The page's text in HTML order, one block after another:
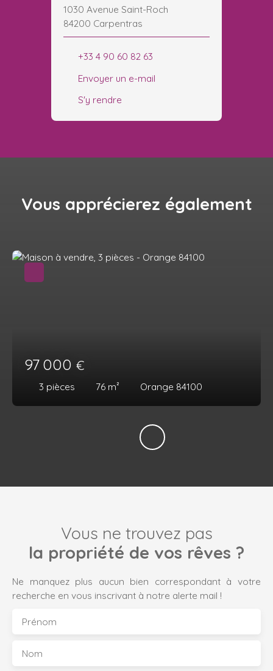
1030 Avenue Saint-Roch
84200 Carpentras
+33 4 90 60 82 63
Envoyer un e-mail
S'y rendre
Vous apprécierez également
97 000 €
3 pièces 76 m² Orange 84100
Vous ne trouvez pas
la propriété de vos rêves ?
Ne manquez plus aucun bien correspondant à votre
recherche en vous inscrivant à notre alerte mail !
Prénom
Nom